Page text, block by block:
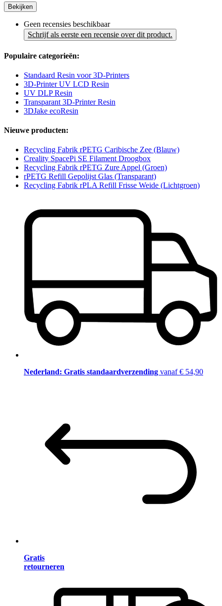
Bekijken
Geen recensies beschikbaar
Schrijf als eerste een recensie over dit product.
Populaire categorieën:
Standaard Resin voor 3D-Printers
3D-Printer UV LCD Resin
UV DLP Resin
Transparant 3D-Printer Resin
3DJake ecoResin
Nieuwe producten:
Recycling Fabrik rPETG Caribische Zee (Blauw)
Creality SpacePi SE Filament Droogbox
Recycling Fabrik rPETG Zure Appel (Groen)
rPETG Refill Gepolijst Glas (Transparant)
Recycling Fabrik rPLA Refill Frisse Weide (Lichtgroen)
Nederland: Gratis standaardverzending vanaf € 54,90
Gratis
retourneren